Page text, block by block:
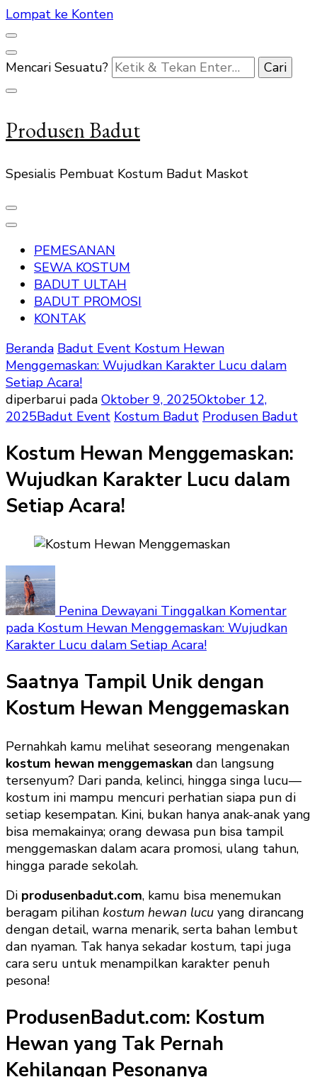
Lompat ke Konten
Mencari Sesuatu?
Produsen Badut
Spesialis Pembuat Kostum Badut Maskot
PEMESANAN
SEWA KOSTUM
BADUT ULTAH
BADUT PROMOSI
KONTAK
Beranda Badut Event Kostum Hewan
Menggemaskan: Wujudkan Karakter Lucu dalam
Setiap Acara!
diperbarui pada Oktober 9, 2025Oktober 12,
2025Badut Event Kostum Badut Produsen Badut
Kostum Hewan Menggemaskan:
Wujudkan Karakter Lucu dalam
Setiap Acara!
Penina Dewayani Tinggalkan Komentar
pada Kostum Hewan Menggemaskan: Wujudkan
Karakter Lucu dalam Setiap Acara!
Saatnya Tampil Unik dengan
Kostum Hewan Menggemaskan
Pernahkah kamu melihat seseorang mengenakan
kostum hewan menggemaskan dan langsung
tersenyum? Dari panda, kelinci, hingga singa lucu—
kostum ini mampu mencuri perhatian siapa pun di
setiap kesempatan. Kini, bukan hanya anak-anak yang
bisa memakainya; orang dewasa pun bisa tampil
menggemaskan dalam acara promosi, ulang tahun,
hingga parade sekolah.
Di produsenbadut.com, kamu bisa menemukan
beragam pilihan kostum hewan lucu yang dirancang
dengan detail, warna menarik, serta bahan lembut
dan nyaman. Tak hanya sekadar kostum, tapi juga
cara seru untuk menampilkan karakter penuh
pesona!
ProdusenBadut.com: Kostum
Hewan yang Tak Pernah
Kehilangan Pesonanya